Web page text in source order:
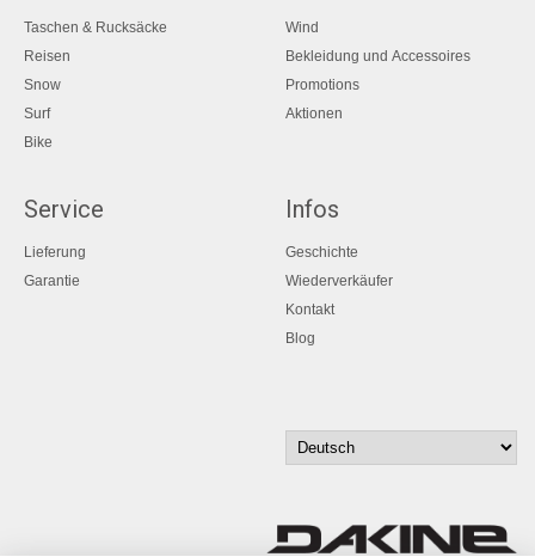
Taschen & Rucksäcke
Reisen
Snow
Surf
Bike
Wind
Bekleidung und Accessoires
Promotions
Aktionen
Service
Lieferung
Garantie
Infos
Geschichte
Wiederverkäufer
Kontakt
Blog